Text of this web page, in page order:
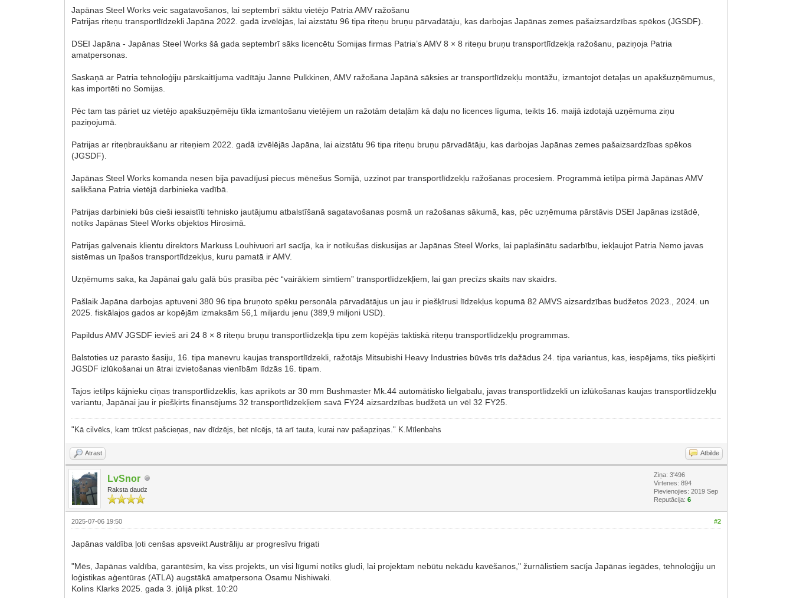
Japānas Steel Works veic sagatavošanos, lai septembrī sāktu vietējo Patria AMV ražošanu
Patrijas riteņu transportlīdzekli Japāna 2022. gadā izvēlējās, lai aizstātu 96 tipa riteņu bruņu pārvadātāju, kas darbojas Japānas zemes pašaizsardzības spēkos (JGSDF).
DSEI Japāna - Japānas Steel Works šā gada septembrī sāks licencētu Somijas firmas Patria’s AMV 8 × 8 riteņu bruņu transportlīdzekļa ražošanu, paziņoja Patria
amatpersonas.
Saskaņā ar Patria tehnoloģiju pārskaitījuma vadītāju Janne Pulkkinen, AMV ražošana Japānā sāksies ar transportlīdzekļu montāžu, izmantojot detaļas un apakšuzņēmumus,
kas importēti no Somijas.
Pēc tam tas pāriet uz vietējo apakšuzņēmēju tīkla izmantošanu vietējiem un ražotām detaļām kā daļu no licences līguma, teikts 16. maijā izdotajā uzņēmuma ziņu
paziņojumā.
Patrijas ar riteņbraukšanu ar riteņiem 2022. gadā izvēlējās Japāna, lai aizstātu 96 tipa riteņu bruņu pārvadātāju, kas darbojas Japānas zemes pašaizsardzības spēkos
(JGSDF).
Japānas Steel Works komanda nesen bija pavadījusi piecus mēnešus Somijā, uzzinot par transportlīdzekļu ražošanas procesiem. Programmā ietilpa pirmā Japānas AMV
salikšana Patria vietējā darbinieka vadībā.
Patrijas darbinieki būs cieši iesaistīti tehnisko jautājumu atbalstīšanā sagatavošanas posmā un ražošanas sākumā, kas, pēc uzņēmuma pārstāvis DSEI Japānas izstādē,
notiks Japānas Steel Works objektos Hirosimā.
Patrijas galvenais klientu direktors Markuss Louhivuori arī sacīja, ka ir notikušas diskusijas ar Japānas Steel Works, lai paplašinātu sadarbību, iekļaujot Patria Nemo javas
sistēmas un īpašos transportlīdzekļus, kuru pamatā ir AMV.
Uzņēmums saka, ka Japānai galu galā būs prasība pēc “vairākiem simtiem” transportlīdzekļiem, lai gan precīzs skaits nav skaidrs.
Pašlaik Japāna darbojas aptuveni 380 96 tipa bruņoto spēku personāla pārvadātājus un jau ir piešķīrusi līdzekļus kopumā 82 AMVS aizsardzības budžetos 2023., 2024. un
2025. fiskālajos gados ar kopējām izmaksām 56,1 miljardu jenu (389,9 miljoni USD).
Papildus AMV JGSDF ievieš arī 24 8 × 8 riteņu bruņu transportlīdzekļa tipu zem kopējās taktiskā riteņu transportlīdzekļu programmas.
Balstoties uz parasto šasiju, 16. tipa manevru kaujas transportlīdzekli, ražotājs Mitsubishi Heavy Industries būvēs trīs dažādus 24. tipa variantus, kas, iespējams, tiks piešķirti
JGSDF izlūkošanai un ātrai izvietošanas vienībām līdzās 16. tipam.
Tajos ietilps kājnieku cīņas transportlīdzeklis, kas aprīkots ar 30 mm Bushmaster Mk.44 automātisko lielgabalu, javas transportlīdzekli un izlūkošanas kaujas transportlīdzekļu
variantu, Japānai jau ir piešķirts finansējums 32 transportlīdzekļiem savā FY24 aizsardzības budžetā un vēl 32 FY25.
"Kā cilvēks, kam trūkst pašcieņas, nav dīdzējs, bet nīcējs, tā arī tauta, kurai nav pašapziņas." K.Mīlenbahs
Atrast Atbilde
LvSnor
Raksta daudz
Ziņa: 3'496
Virtenes: 894
Pievienojies: 2019 Sep
Reputācija:6
#2
2025-07-06 19:50
Japānas valdība ļoti cenšas apsveikt Austrāliju ar progresīvu frigati
"Mēs, Japānas valdība, garantēsim, ka viss projekts, un visi līgumi notiks gludi, lai projektam nebūtu nekādu kavēšanos," žurnālistiem sacīja Japānas iegādes, tehnoloģiju un
loģistikas aģentūras (ATLA) augstākā amatpersona Osamu Nishiwaki.
Kolins Klarks 2025. gada 3. jūlijā plkst. 10:20